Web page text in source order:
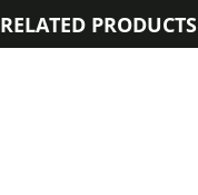
RELATED PRODUCTS